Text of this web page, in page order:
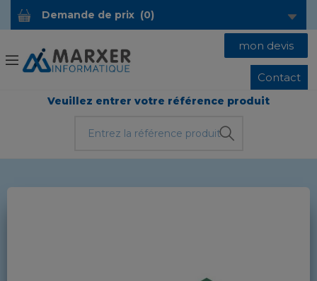
Demande de prix (0)
mon devis
Contact
Veuillez entrer votre référence produit